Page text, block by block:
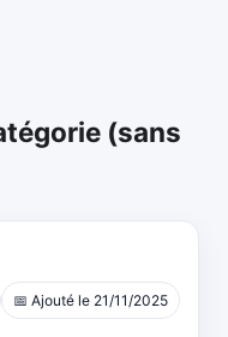
(sans
📅 Ajouté le 21/11/2025